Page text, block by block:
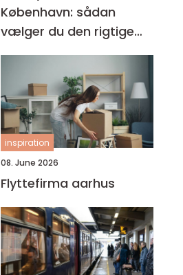
København: sådan
vælger du den rigtige
løsning
inspiration
08. June 2026
Flyttefirma aarhus